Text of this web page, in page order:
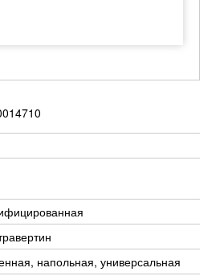
напольная, универсальная